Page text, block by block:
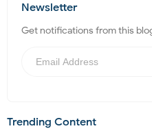
Newsletter
Get notifications from this
Trending Content